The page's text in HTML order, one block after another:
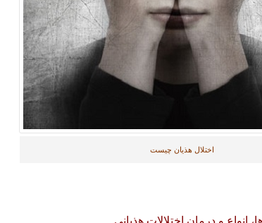
اختلال هذیان چیست
انواع و درمان اختلالات هذیانی